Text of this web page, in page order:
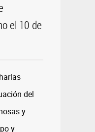
el 10 de
del
y
y